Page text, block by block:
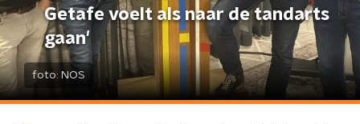
Getafe voelt als naar de tandarts
gaan'
foto: NOS